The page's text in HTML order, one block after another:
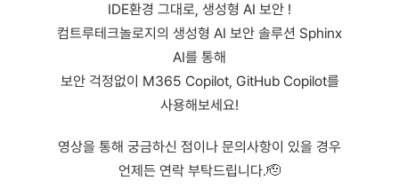
IDE환경 그대로, 생성형 AI 보안 !
컴트루테크놀로지의 생성형 AI 보안 솔루션 Sphinx
AI를 통해
보안 걱정없이 M365 Copilot, GitHub Copilot를
사용해보세요!
​영상을 통해 궁금하신 점이나 문의사항이 있을 경우
언제든 연락 부탁드립니다.🫡